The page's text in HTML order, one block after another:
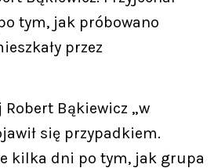
tym, jak próbowano
przez
Robert Bąkiewicz „w
się przypadkiem.
kilka dni po tym, jak grupa